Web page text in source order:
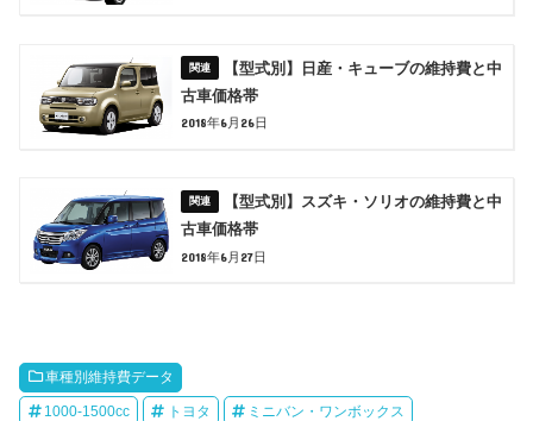
【型式別】日産・キューブの維持費と中
古車価格帯
2018年6月26日
【型式別】スズキ・ソリオの維持費と中
古車価格帯
2018年6月27日
車種別維持費データ
1000-1500cc トヨタ ミニバン・ワンボックス